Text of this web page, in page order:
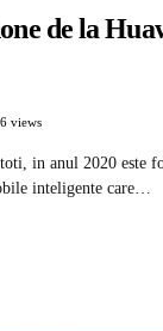
de la
views
in anul 2020 este
inteligente care…